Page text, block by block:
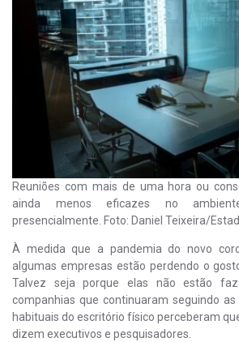
Reuniões com mais de uma hora ou
ainda menos eficazes no
presencialmente. Foto: Daniel Teixeira/
À medida que a pandemia do novo
algumas empresas estão perdendo o
Talvez seja porque elas não estão
companhias que continuaram seguindo
habituais do escritório físico perceberam
dizem executivos e pesquisadores.